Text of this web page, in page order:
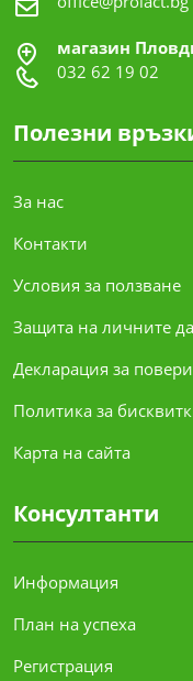
магазин
032 62 19 02
Полезни
За нас
Контакти
Условия за ползване
Защита на личните
Декларация за
Политика за
Карта на сайта
Консултанти
Информация
План на успеха
Регистрация